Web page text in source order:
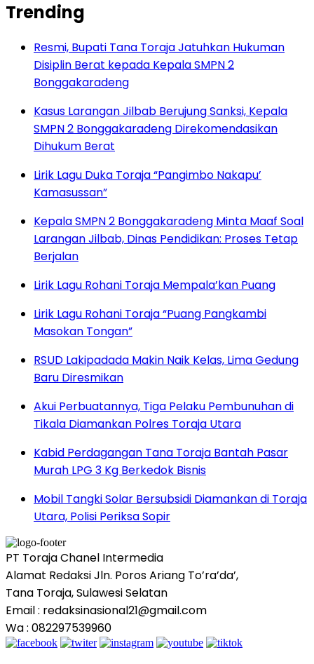
Trending
Resmi, Bupati Tana Toraja Jatuhkan Hukuman
Disiplin Berat kepada Kepala SMPN 2
Bonggakaradeng
Kasus Larangan Jilbab Berujung Sanksi, Kepala
SMPN 2 Bonggakaradeng Direkomendasikan
Dihukum Berat
Lirik Lagu Duka Toraja “Pangimbo Nakapu’
Kamasussan”
Kepala SMPN 2 Bonggakaradeng Minta Maaf Soal
Larangan Jilbab, Dinas Pendidikan: Proses Tetap
Berjalan
Lirik Lagu Rohani Toraja Mempala’kan Puang
Lirik Lagu Rohani Toraja “Puang Pangkambi
Masokan Tongan”
RSUD Lakipadada Makin Naik Kelas, Lima Gedung
Baru Diresmikan
Akui Perbuatannya, Tiga Pelaku Pembunuhan di
Tikala Diamankan Polres Toraja Utara
Kabid Perdagangan Tana Toraja Bantah Pasar
Murah LPG 3 Kg Berkedok Bisnis
Mobil Tangki Solar Bersubsidi Diamankan di Toraja
Utara, Polisi Periksa Sopir
PT Toraja Chanel Intermedia
Alamat Redaksi Jln. Poros Ariang To’ra’da’,
Tana Toraja, Sulawesi Selatan
Email : redaksinasional21@gmail.com
Wa : 082297539960